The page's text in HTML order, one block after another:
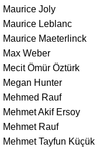
Maurice Joly
Maurice Leblanc
Maurice Maeterlinck
Max Weber
Mecit Ömür Öztürk
Megan Hunter
Mehmed Rauf
Mehmet Akif Ersoy
Mehmet Rauf
Mehmet Tayfun Küçük